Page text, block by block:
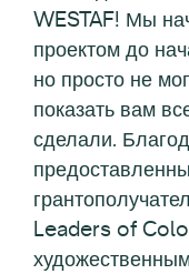
WESTAF! Мы
проектом до
но просто не
показать вам
сделали.
Leaders of